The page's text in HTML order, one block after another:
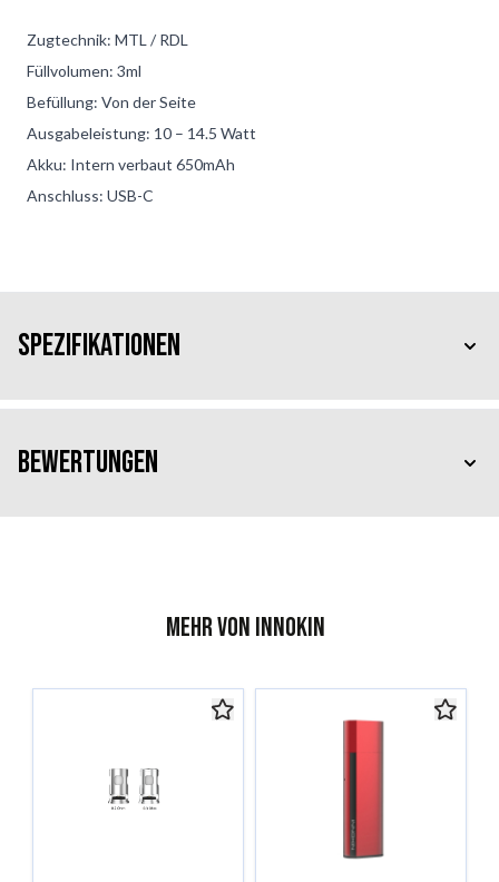
Zugtechnik: MTL / RDL
Füllvolumen: 3ml
Befüllung: Von der Seite
Ausgabeleistung: 10 – 14.5 Watt
Akku: Intern verbaut 650mAh
Anschluss: USB-C
Spezifikationen
Bewertungen
Mehr von Innokin